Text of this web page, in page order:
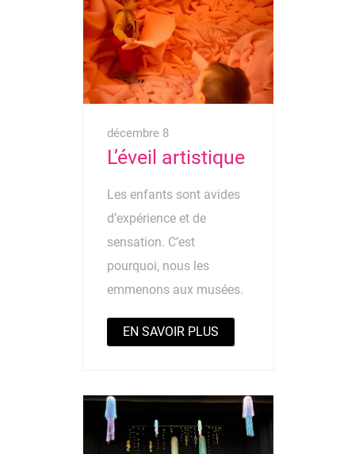
décembre 8
L’éveil artistique
Les enfants sont avides
d’expérience et de
sensation. C’est
pourquoi, nous les
emmenons aux musées.
EN SAVOIR PLUS